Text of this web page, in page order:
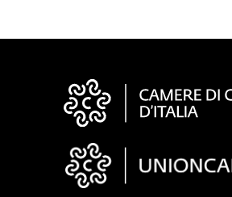
Informazioni
"Fattura